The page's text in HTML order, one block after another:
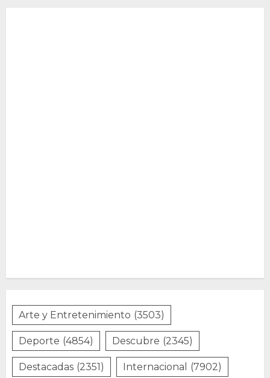
Arte y Entretenimiento (3503)
Deporte (4854) Descubre (2345)
Destacadas (2351) Internacional (7902)